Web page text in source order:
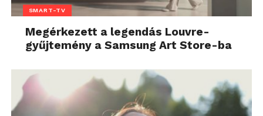
SMART-TV
Megérkezett a legendás Louvre-
gyűjtemény a Samsung Art Store-ba